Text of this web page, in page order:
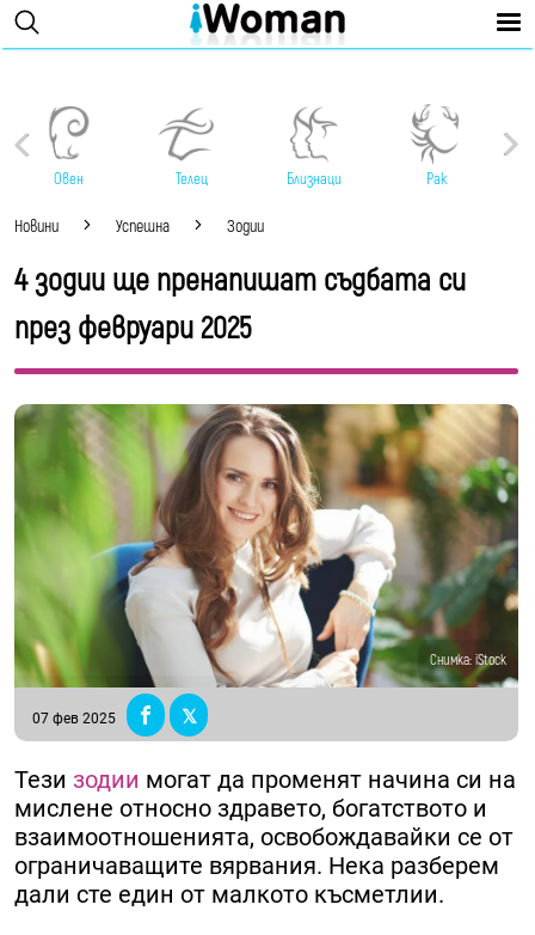
Овен Телец Близнаци Рак
Новини Успешна Зодии
4 зодии ще пренапишат съдбата си
през февруари 2025
Снимка: iStock
07 фев 2025
Тези зодии могат да променят начина си на
мислене относно здравето, богатството и
взаимоотношенията, освобождавайки се от
ограничаващите вярвания. Нека разберем
дали сте един от малкото късметлии.